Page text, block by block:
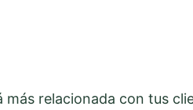
relacionada con tus